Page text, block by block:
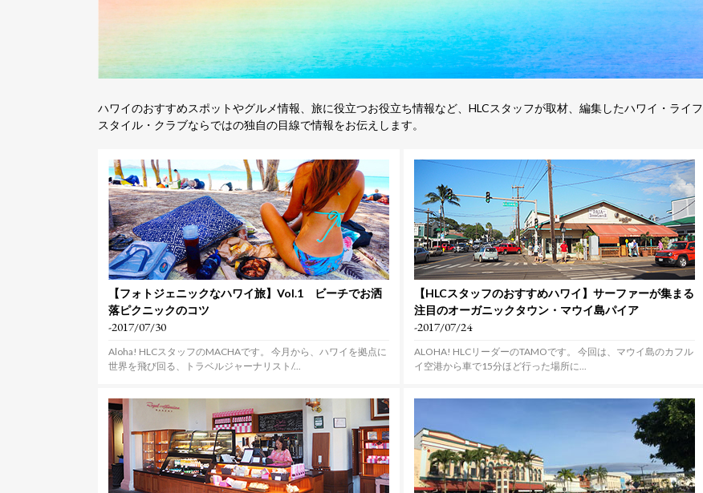
ハワイのおすすめスポットやグルメ情報、旅に役立つお役立ち情報など、HLCスタッフが取材、編集したハワイ・ライフ
スタイル・クラブならではの独自の目線で情報をお伝えします。
【フォトジェニックなハワイ旅】Vol.1 ビーチでお洒
落ピクニックのコツ
-2017/07/30
Aloha! HLCスタッフのMACHAです。 今月から、ハワイを拠点に
世界を飛び回る、トラベルジャーナリスト/...
【HLCスタッフのおすすめハワイ】サーファーが集まる
注目のオーガニックタウン・マウイ島パイア
-2017/07/24
ALOHA! HLCリーダーのTAMOです。 今回は、マウイ島のカフル
イ空港から車で15分ほど行った場所に...